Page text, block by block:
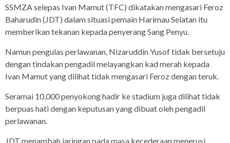
SSMZA selepas Ivan Mamut (TFC) dikatakan mengasari Feroz
Baharudin (JDT) dalam situasi pemain Harimau Selatan itu
memberikan tekanan kepada penyerang Sang Penyu.
Namun pengulas perlawanan, Nizaruddin Yusof tidak bersetuju
dengan tindakan pengadil melayangkan kad merah kepada
Ivan Mamut yang dilihat tidak mengasari Feroz dengan teruk.
Seramai 10,000 penyokong hadir ke stadium juga dilihat tidak
berpuas hati dengan keputusan yang dibuat oleh pengadil
perlawanan.
JDT menambah jaringan pada masa kecederaan menerusi